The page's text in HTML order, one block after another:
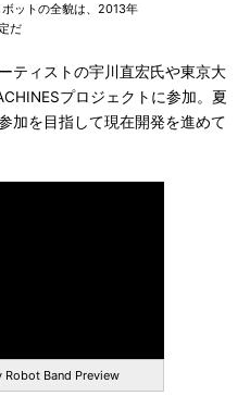
ットの全貌は、2013年
だ
ティストの宇川直宏氏や東京大
プロジェクトに参加。夏
加を目指して現在開発を進めて
Robot Band Preview